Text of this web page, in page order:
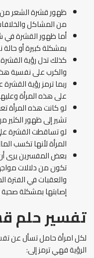
ظهور قشرة الشعر
من المشاكل
أما ظهور القشرة في
بمشكلة كبيرة أو
كذلك تدل رؤية
والكرب على نفسية
ربما ترمز رؤية
على هذه المرأة
لو كانت هذه المرأة
تشير إلى ظهور
لو تساقطت القشرة
المرأة لأنها تكسب
بعض المفسرين يرى
تكون من دلالات
والعقبات في الفترة
إصابتها بمشكلة صحية
تفسير حلم
لكل امرأة حامل تسأل عن
الرؤية فهي ترمز إلى: